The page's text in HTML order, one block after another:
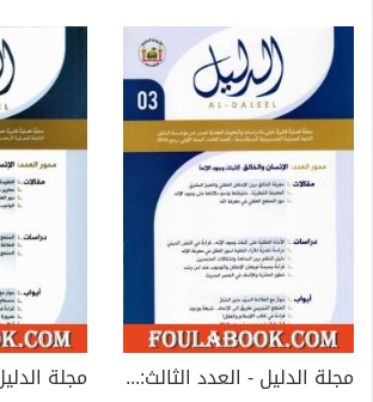
مجلة الدليل - العدد الثالث: الإنسان والخالق، إثبات وجود الإله